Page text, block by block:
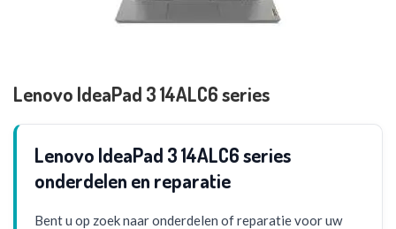
Lenovo IdeaPad 3 14ALC6 series
Lenovo IdeaPad 3 14ALC6 series
onderdelen en reparatie
Bent u op zoek naar onderdelen of reparatie voor uw